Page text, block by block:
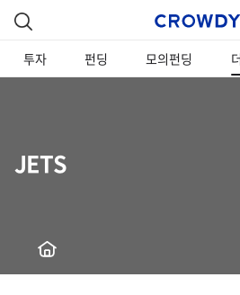
투자 펀딩 모의펀딩
JETS